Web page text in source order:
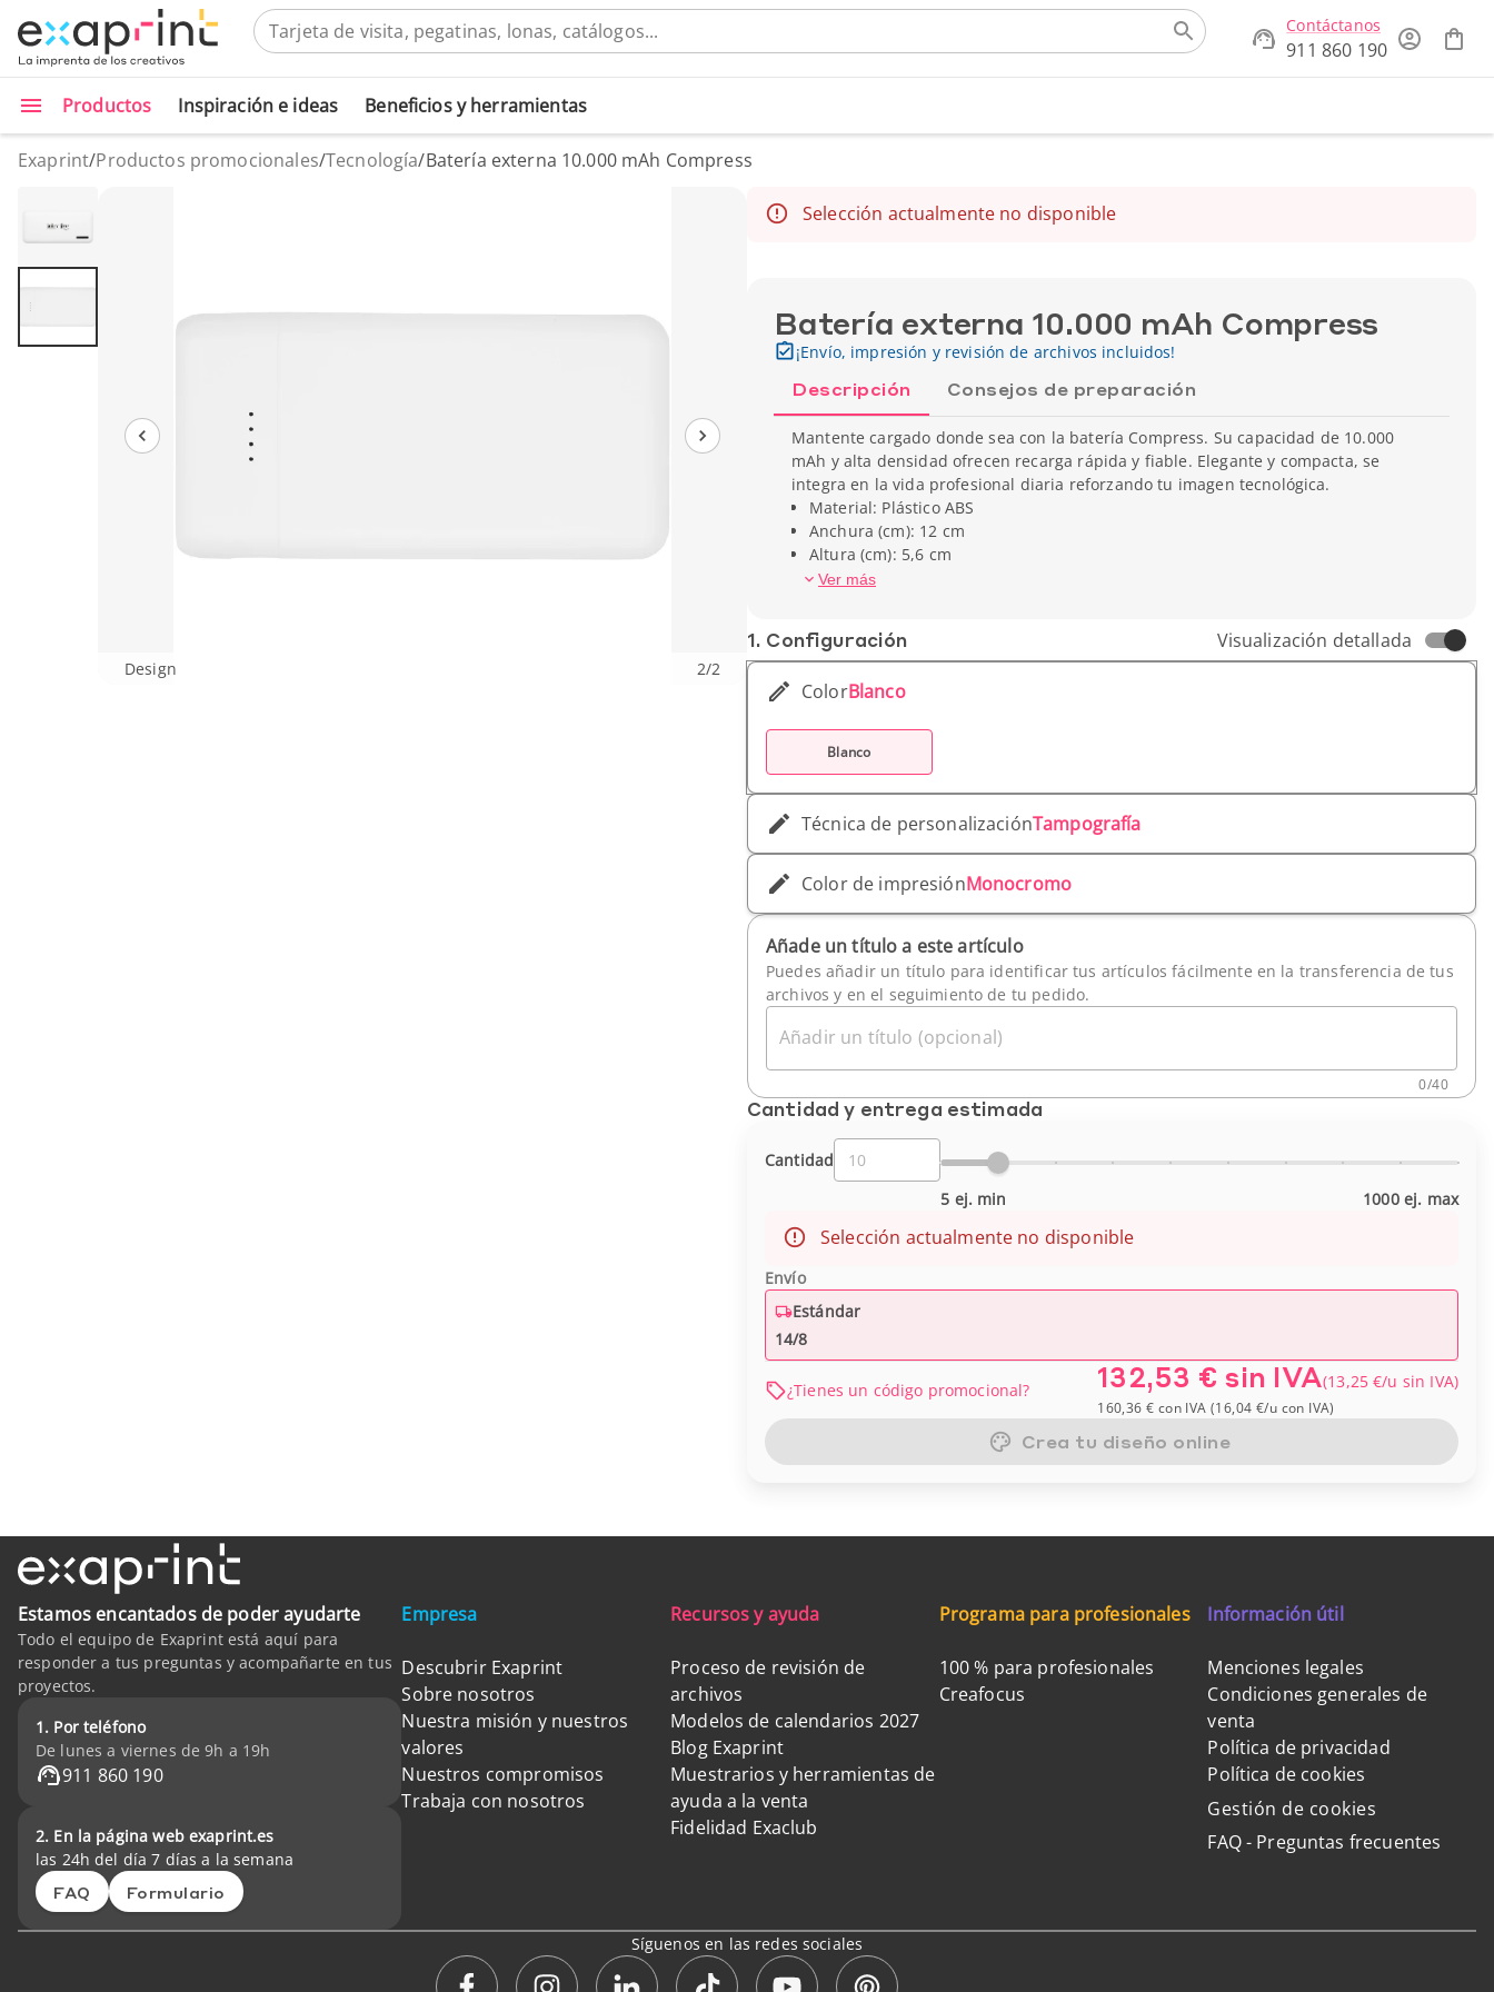
Contáctanos
911 860 190
Productos Inspiración e ideas Beneficios y herramientas
Exaprint/Productos promocionales/Tecnología/Batería externa 10.000 mAh Compress
Design 2/2
Selección actualmente no disponible
Batería externa 10.000 mAh Compress
¡Envío, impresión y revisión de archivos incluidos!
Descripción Consejos de preparación
Mantente cargado donde sea con la batería Compress. Su capacidad de 10.000
mAh y alta densidad ofrecen recarga rápida y fiable. Elegante y compacta, se
integra en la vida profesional diaria reforzando tu imagen tecnológica.
Material: Plástico ABS
Anchura (cm): 12 cm
Altura (cm): 5,6 cm
Peso unitario: 190 gr
Ver más
1. Conf­iguración Visualización detallada
ColorBlanco
Blanco
Técnica de personalizaciónTampografía
Color de impresiónMonocromo
Añade un título a este artículo
Puedes añadir un título para identificar tus artículos fácilmente en la transferencia de tus
archivos y en el seguimiento de tu pedido.
Añadir un título (opcional)
0/40
Cantidad y entrega estimada
Cantidad
5 ej. min
1000 ej. max
Selección actualmente no disponible
Envío
Estándar
14/8
¿Tienes un código promocional? 132,53 € sin IVA(13,25 €/u sin IVA)
160,36 € con IVA (16,04 €/u con IVA)
Crea tu diseño online
Estamos encantados de poder ayudarte
Todo el equipo de Exaprint está aquí para
responder a tus preguntas y acompañarte en tus
proyectos.
1. Por teléfono
De lunes a viernes de 9h a 19h
911 860 190
2. En la página web exaprint.es
las 24h del día 7 días a la semana
FAQ Formulario
Empresa
Descubrir Exaprint
Sobre nosotros
Nuestra misión y nuestros
valores
Nuestros compromisos
Trabaja con nosotros
Recursos y ayuda
Proceso de revisión de
archivos
Modelos de calendarios 2027
Blog Exaprint
Muestrarios y herramientas de
ayuda a la venta
Fidelidad Exaclub
Programa para profesionales
100 % para profesionales
Creafocus
Información útil
Menciones legales
Condiciones generales de
venta
Política de privacidad
Política de cookies
Gestión de cookies
FAQ - Preguntas frecuentes
Síguenos en las redes sociales